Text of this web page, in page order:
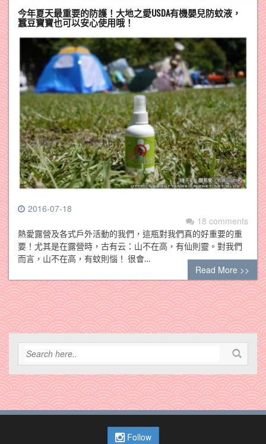
今年夏天最重要的防護！大地之愛USDA有機嬰兒防蚊液，
蠶豆寶寶也可以安心使用哦！
2016-07-18
18 comments
熱愛露營及各式戶外活動的我們，這瓶對我們真的好重要的重
要！尤其是在露營時，古有云：山不在高，有仙則靈。對我們
而言，山不在高，有蚊則惱！ 很會…
Read More >>
Follow